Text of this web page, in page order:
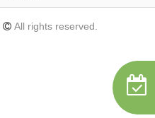
All rights reserved.